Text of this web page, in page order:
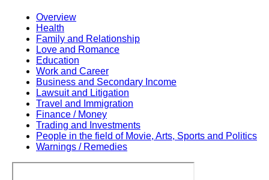
Overview
Health
Family and Relationship
Love and Romance
Education
Work and Career
Business and Secondary Income
Lawsuit and Litigation
Travel and Immigration
Finance / Money
Trading and Investments
People in the field of Movie, Arts, Sports and Politics
Warnings / Remedies